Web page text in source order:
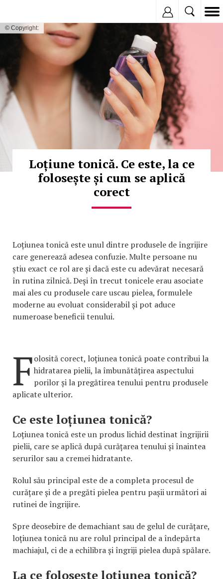
© Copyright:
Loțiune tonică. Ce este, la ce
folosește și cum se aplică
corect
Loțiunea tonică este unul dintre produsele de îngrijire
care generează adesea confuzie. Multe persoane nu
știu exact ce rol are și dacă este cu adevărat necesară
în rutina zilnică. Deși în trecut tonicele erau asociate
mai ales cu produsele care uscau pielea, formulele
moderne au evoluat considerabil și pot aduce
numeroase beneficii tenului.
Folosită corect, loțiunea tonică poate contribui la
hidratarea pielii, la îmbunătățirea aspectului
porilor și la pregătirea tenului pentru produsele
aplicate ulterior.
Ce este loțiunea tonică?
Loțiunea tonică este un produs lichid destinat îngrijirii
pielii, care se aplică după curățarea tenului și înaintea
serurilor sau a cremei hidratante.
Rolul său principal este de a completa procesul de
curățare și de a pregăti pielea pentru pașii următori ai
rutinei de îngrijire.
Spre deosebire de demachiant sau de gelul de curățare,
loțiunea tonică nu are rolul principal de a îndepărta
machiajul, ci de a echilibra și îngriji pielea după spălare.
La ce folosește loțiunea tonică?